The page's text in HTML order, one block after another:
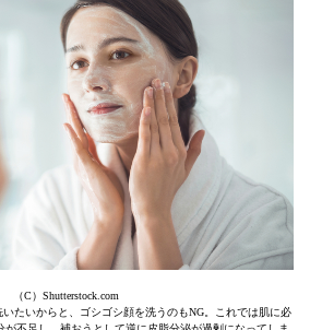
（C）Shutterstock.com
たいからと、ゴシゴシ顔を洗うのもNG。これでは肌に必